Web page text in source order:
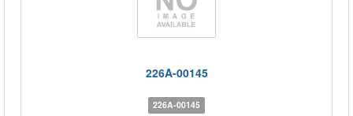
226A-00145
226A-00145